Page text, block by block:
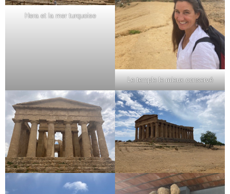
Hera et la mer turquoise
Le temple le mieux conservé